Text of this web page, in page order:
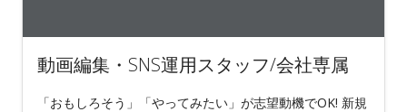
動画編集・SNS運用スタッフ/会社専属
「おもしろそう」「やってみたい」が志望動機でOK! 新規